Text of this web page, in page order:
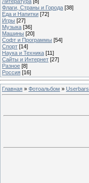
Флаги, Страны и Города [38]
Еда и Напитки [72]
Игры [27]
Музыка [36]
Машины [20]
Софт и Программы [54]
Спорт [14]
Наука и Техника [11]
Сайты и Интернет [27]
Разное [8]
Россия [16]
Главная » Фотоальбом » Userbars